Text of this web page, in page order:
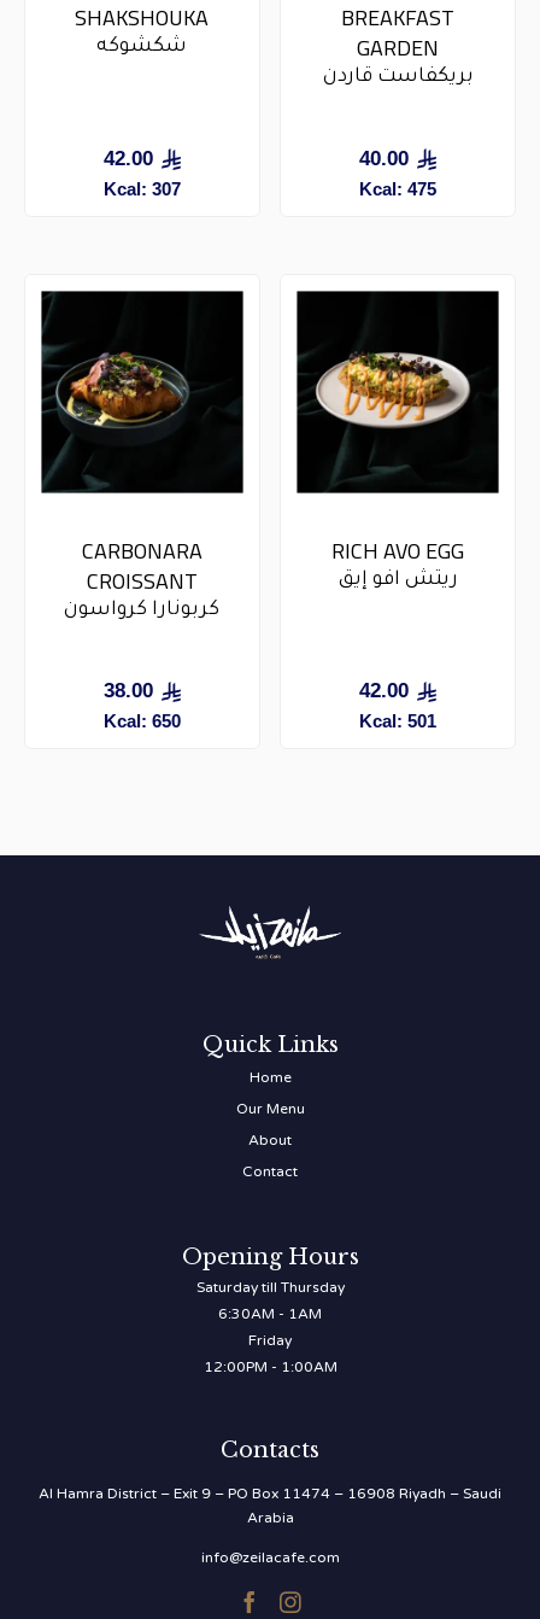
SHAKSHOUKA
شكشوكه
42.00
Kcal: 307
BREAKFAST
GARDEN
بريكفاست قاردن
40.00
Kcal: 475
CARBONARA
CROISSANT
كربونارا كرواسون
38.00
Kcal: 650
RICH AVO EGG
ريتش افو إيق
42.00
Kcal: 501
Quick Links
Home
Our Menu
About
Contact
Opening Hours
Saturday till Thursday
6:30AM - 1AM
Friday
12:00PM - 1:00AM
Contacts
Al Hamra District – Exit 9 – PO Box 11474 – 16908 Riyadh – Saudi
Arabia
info@zeilacafe.com
 